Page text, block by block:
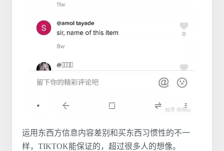
运用东西方信息内容差别和买东西习惯性的不一
样，TIKTOK能保证的，超过很多人的想像。